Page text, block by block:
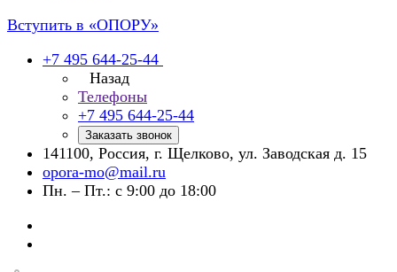
Вступить в «ОПОРУ»
+7 495 644-25-44
Назад
Телефоны
+7 495 644-25-44
Заказать звонок
141100, Россия, г. Щелково, ул. Заводская д. 15
opora-mo@mail.ru
Пн. – Пт.: с 9:00 до 18:00